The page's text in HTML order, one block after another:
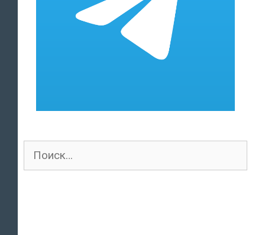
Поиск